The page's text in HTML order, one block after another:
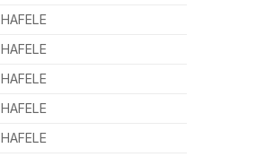
HAFELE
HAFELE
HAFELE
HAFELE
HAFELE